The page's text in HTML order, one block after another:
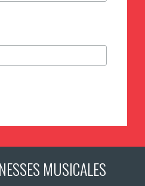
MUSICALES